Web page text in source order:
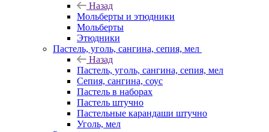
Назад
Мольберты и этюдники
Мольберты
Этюдники
Пастель, уголь, сангина, сепия, мел
Назад
Пастель, уголь, сангина, сепия, мел
Сепия, сангина, соус
Пастель в наборах
Пастель штучно
Пастельные карандаши штучно
Уголь, мел